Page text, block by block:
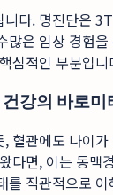
다. 명진단은
많은 임상 경험을
심적인 부분입니
강의 바로미
혈관에도 나이
다면, 이는 동
를 직관적으로